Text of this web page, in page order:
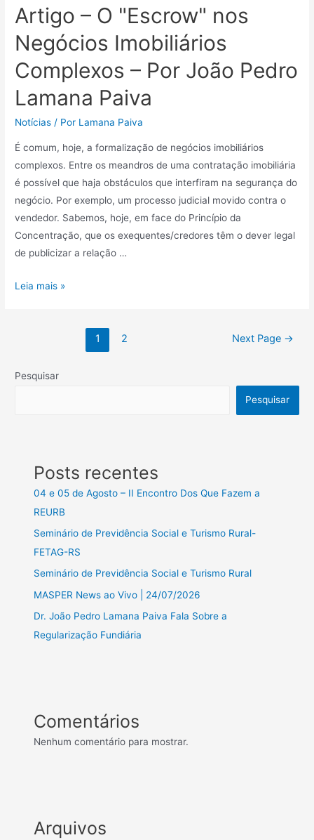
Artigo – O "Escrow" nos
Negócios Imobiliários
Complexos – Por João Pedro
Lamana Paiva
Notícias / Por Lamana Paiva
É comum, hoje, a formalização de negócios imobiliários
complexos. Entre os meandros de uma contratação imobiliária
é possível que haja obstáculos que interfiram na segurança do
negócio. Por exemplo, um processo judicial movido contra o
vendedor. Sabemos, hoje, em face do Princípio da
Concentração, que os exequentes/credores têm o dever legal
de publicizar a relação …
Leia mais »
1 2 Next Page →
Pesquisar
Pesquisar
Posts recentes
04 e 05 de Agosto – II Encontro Dos Que Fazem a
REURB
Seminário de Previdência Social e Turismo Rural-
FETAG-RS
Seminário de Previdência Social e Turismo Rural
MASPER News ao Vivo | 24/07/2026
Dr. João Pedro Lamana Paiva Fala Sobre a
Regularização Fundiária
Comentários
Nenhum comentário para mostrar.
Arquivos